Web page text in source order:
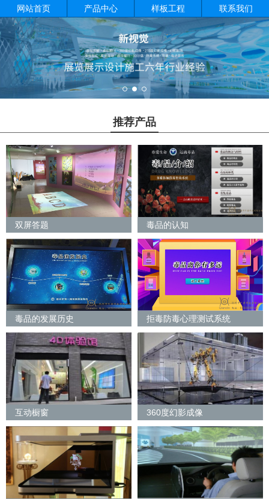
网站首页 产品中心 样板工程 联系我们
推荐产品
双屏答题 毒品的认知
毒品的发展历史 拒毒防毒心理测试系统
互动橱窗 360度幻影成像